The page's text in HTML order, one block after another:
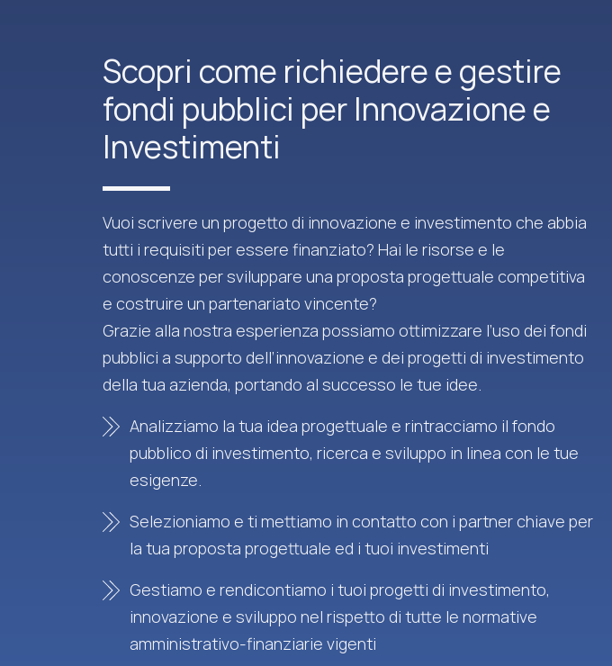
Scopri come richiedere e gestire
fondi pubblici per Innovazione e
Investimenti
Vuoi scrivere un progetto di innovazione e investimento che abbia
tutti i requisiti per essere finanziato? Hai le risorse e le
conoscenze per sviluppare una proposta progettuale competitiva
e costruire un partenariato vincente?
Grazie alla nostra esperienza possiamo ottimizzare l’uso dei fondi
pubblici a supporto dell’innovazione e dei progetti di investimento
della tua azienda, portando al successo le tue idee.
Analizziamo la tua idea progettuale e rintracciamo il fondo
pubblico di investimento, ricerca e sviluppo in linea con le tue
esigenze.
Selezioniamo e ti mettiamo in contatto con i partner chiave per
la tua proposta progettuale ed i tuoi investimenti
Gestiamo e rendicontiamo i tuoi progetti di investimento,
innovazione e sviluppo nel rispetto di tutte le normative
amministrativo-finanziarie vigenti